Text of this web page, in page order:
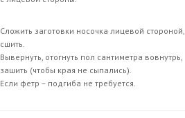
Сложить заготовки носочка лицевой стороной,
сшить.
Вывернуть, отогнуть пол сантиметра вовнутрь,
зашить (чтобы края не сыпались).
Если фетр – подгиба не требуется.